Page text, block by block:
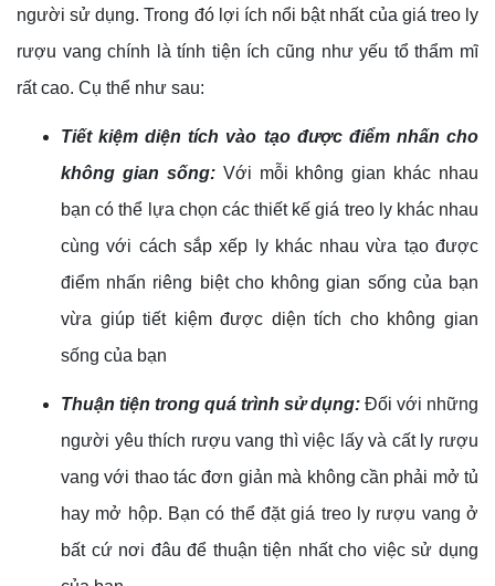
người sử dụng. Trong đó lợi ích nổi bật nhất của giá treo ly
rượu vang chính là tính tiện ích cũng như yếu tổ thẩm mĩ
rất cao. Cụ thể như sau:
Tiết kiệm diện tích vào tạo được điểm nhấn cho
không gian sống: Với mỗi không gian khác nhau
bạn có thể lựa chọn các thiết kế giá treo ly khác nhau
cùng với cách sắp xếp ly khác nhau vừa tạo được
điểm nhấn riêng biệt cho không gian sống của bạn
vừa giúp tiết kiệm được diện tích cho không gian
sống của bạn
Thuận tiện trong quá trình sử dụng: Đối với những
người yêu thích rượu vang thì việc lấy và cất ly rượu
vang với thao tác đơn giản mà không cần phải mở tủ
hay mở hộp. Bạn có thể đặt giá treo ly rượu vang ở
bất cứ nơi đâu để thuận tiện nhất cho việc sử dụng